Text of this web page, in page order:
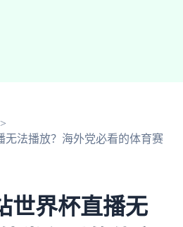
无法播放？海外党必看的体育赛
世界杯直播无